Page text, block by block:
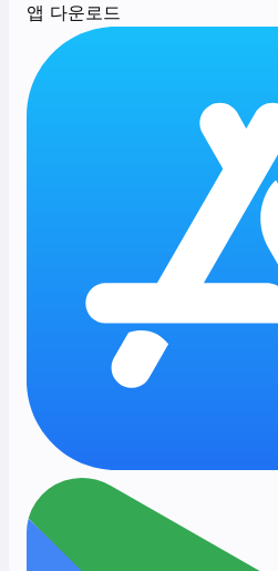
앱 다운로드